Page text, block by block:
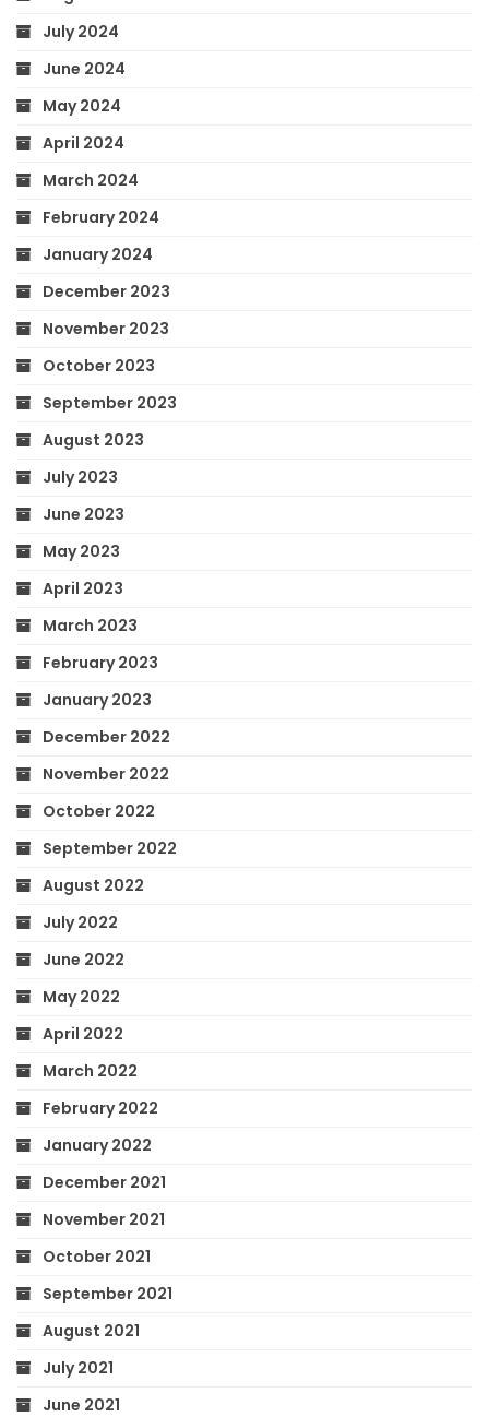
July 2024
June 2024
May 2024
April 2024
March 2024
February 2024
January 2024
December 2023
November 2023
October 2023
September 2023
August 2023
July 2023
June 2023
May 2023
April 2023
March 2023
February 2023
January 2023
December 2022
November 2022
October 2022
September 2022
August 2022
July 2022
June 2022
May 2022
April 2022
March 2022
February 2022
January 2022
December 2021
November 2021
October 2021
September 2021
August 2021
July 2021
June 2021